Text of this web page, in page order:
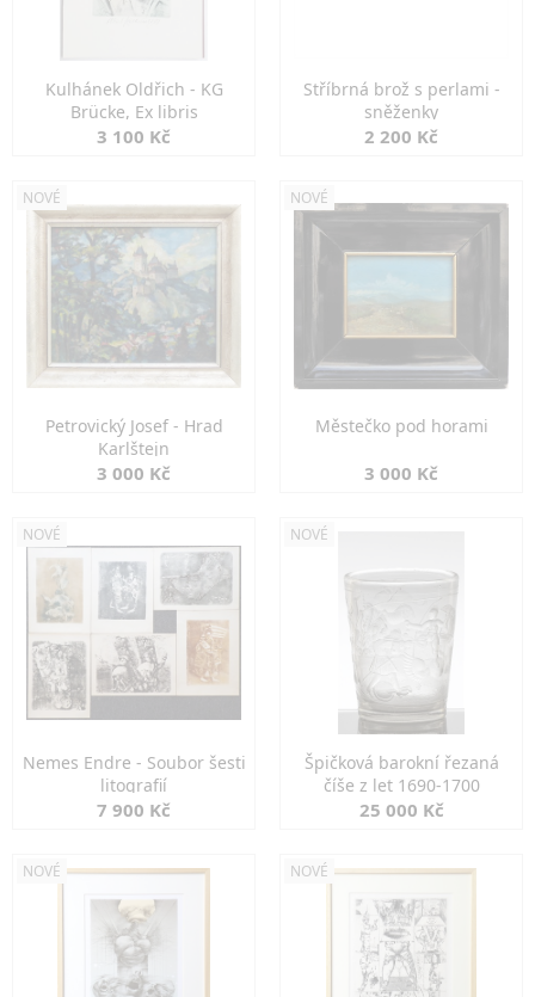
Kulhánek Oldřich - KG
Brücke, Ex libris
3 100 Kč
Stříbrná brož s perlami -
sněženky
2 200 Kč
NOVÉ
Petrovický Josef - Hrad
Karlštejn
3 000 Kč
NOVÉ
Městečko pod horami
3 000 Kč
NOVÉ
Nemes Endre - Soubor šesti
litografií
7 900 Kč
NOVÉ
Špičková barokní řezaná
číše z let 1690-1700
25 000 Kč
NOVÉ NOVÉ